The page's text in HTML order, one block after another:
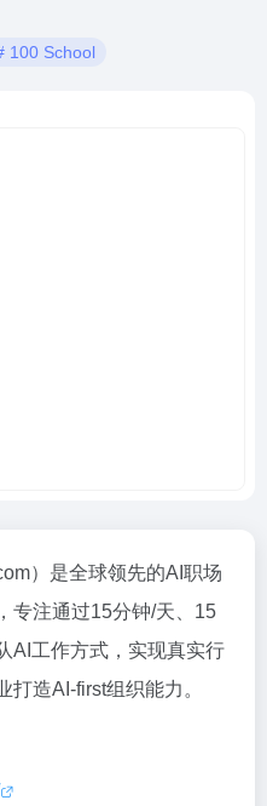
100 School
）是全球领先的AI职场
专注通过15分钟/天、15
AI工作方式，实现真实行
造AI-first组织能力。